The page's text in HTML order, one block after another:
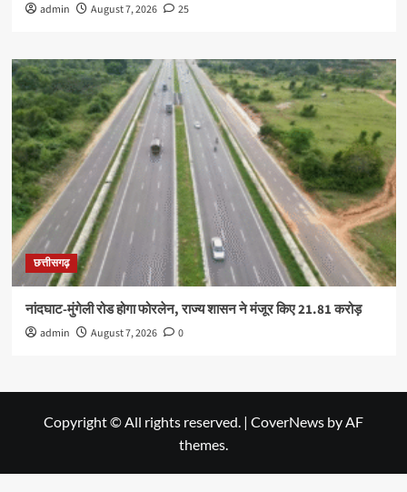
admin August 7, 2026 25
छत्तीसगढ़
नांदघाट-मुंगेली रोड होगा फोरलेन, राज्य शासन ने मंजूर किए 21.81 करोड़
admin August 7, 2026 0
Copyright © All rights reserved. | CoverNews by AF
themes.